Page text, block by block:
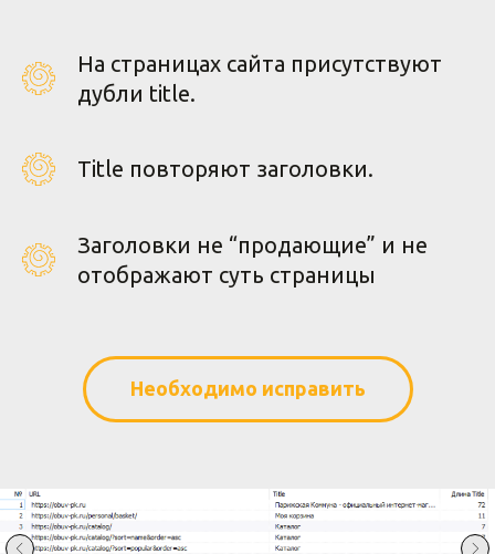
На страницах сайта присутствуют
дубли title.
Title повторяют заголовки.
Заголовки не “продающие” и не
отображают суть страницы
Необходимо исправить